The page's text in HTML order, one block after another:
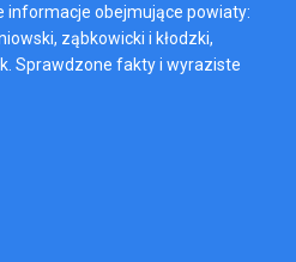
informacje obejmujące powiaty:
ząbkowicki i kłodzki,
Sprawdzone fakty i wyraziste